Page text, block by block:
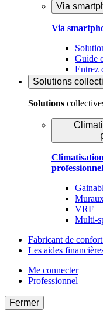
Via
Via
Guide
Entrez
Solutions
Solutions
VRF
Multi-
Fabricant de
Les aides
Me connecter
Professionnel
Fermer